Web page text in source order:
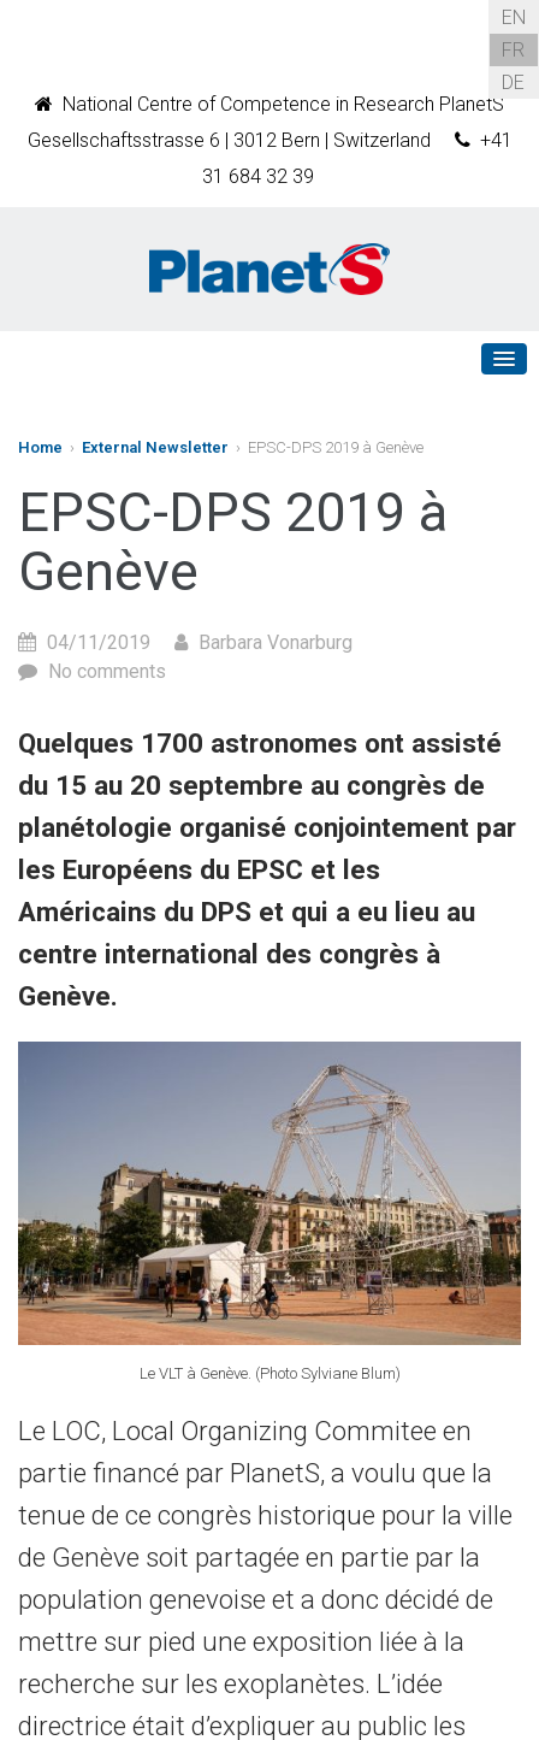
National Centre of Competence in Research PlanetS
Gesellschaftsstrasse 6 | 3012 Bern | Switzerland
+41
31 684 32 39
EN
FR
DE
Home › External Newsletter › EPSC-DPS 2019 à Genève
EPSC-DPS 2019 à
Genève
04/11/2019
Barbara Vonarburg
No comments
Quelques 1700 astronomes ont assisté
du 15 au 20 septembre au congrès de
planétologie organisé conjointement par
les Européens du EPSC et les
Américains du DPS et qui a eu lieu au
centre international des congrès à
Genève.
Le VLT à Genève. (Photo Sylviane Blum)
Le LOC, Local Organizing Commitee en
partie financé par PlanetS, a voulu que la
tenue de ce congrès historique pour la ville
de Genève soit partagée en partie par la
population genevoise et a donc décidé de
mettre sur pied une exposition liée à la
recherche sur les exoplanètes. L’idée
directrice était d’expliquer au public les